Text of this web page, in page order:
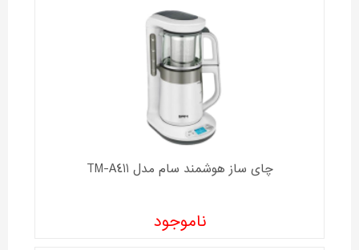
چای ساز هوشمند سام مدل TM-A411
ناموجود